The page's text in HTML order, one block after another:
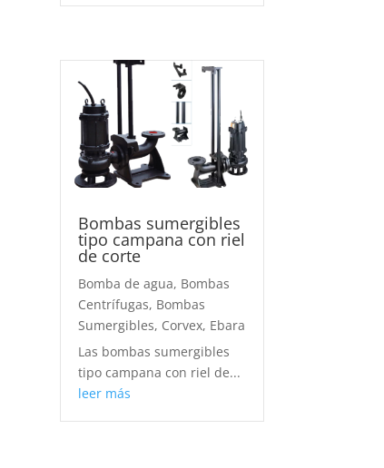
Bombas sumergibles
tipo campana con riel
de corte
Bomba de agua, Bombas
Centrífugas, Bombas
Sumergibles, Corvex, Ebara
Las bombas sumergibles
tipo campana con riel de...
leer más